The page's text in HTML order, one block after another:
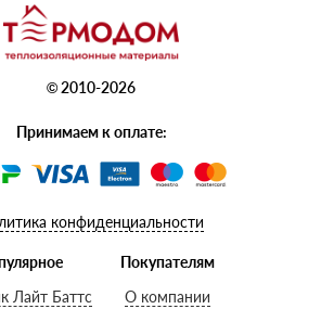
© 2010-2026
Принимаем к оплате:
конфиденциальности
Лайт Баттс
Покупателям
О компании